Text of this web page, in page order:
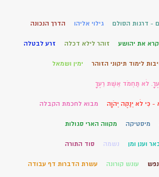
- דרגות הסולם גילוי אליהו הדרך הנכונה
קרא את יהושע זוהר לילא דכלה זרע לבטלה
לימוד תיקוני הזוהר ימין ושמאל
לֹא תַחְמֹד אֵשֶׁת רֵעֶךָ
כִּי לֹא יְנַקֶּה יְהֹוָה מבוא לחכמת הקבלה
מיסטיקה מקווה הארי סגולות
וענן ומן נשמה סוד התורה
עונש קורונה עשרת הדברות דף עבודה